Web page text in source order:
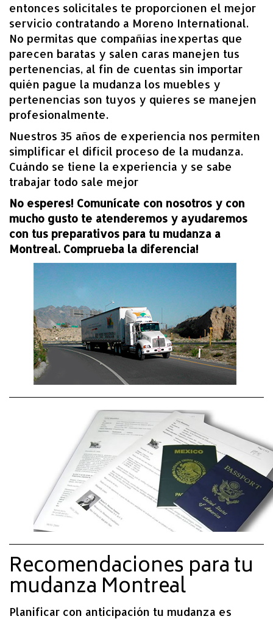
entonces solicítales te proporcionen el mejor
servicio contratando a Moreno International.
No permitas que compañías inexpertas que
parecen baratas y salen caras manejen tus
pertenencias, al fin de cuentas sin importar
quién pague la mudanza los muebles y
pertenencias son tuyos y quieres se manejen
profesionalmente.
Nuestros 35 años de experiencia nos permiten
simplificar el difícil proceso de la mudanza.
Cuándo se tiene la experiencia y se sabe
trabajar todo sale mejor
No esperes! Comunícate con nosotros y con
mucho gusto te atenderemos y ayudaremos
con tus preparativos para tu mudanza a
Montreal. Comprueba la diferencia!
Recomendaciones para tu
mudanza Montreal
Planificar con anticipación tu mudanza es